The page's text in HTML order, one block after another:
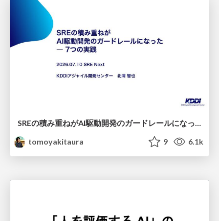
SREの積み重ねがAI駆動開発のガードレールになった ― 7つの実践/SRE Guardrails The 7
tomoyakitaura
9 6.1k